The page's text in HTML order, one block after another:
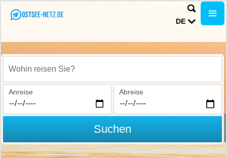
DE
Wohin reisen Sie?
Anreise Abreise
Suchen